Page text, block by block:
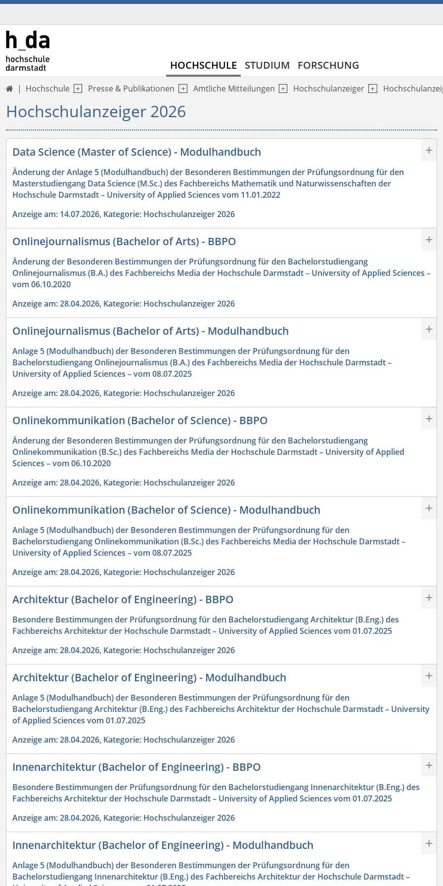
HOCHSCHULE STUDIUM FORSCHUNG
 Hochschule Presse & Publikationen Amtliche Mitteilungen Hochschulanzeiger
Hochschulanzeiger 2026
Data Science (Master of Science) - Modulhandbuch
Änderung der Anlage 5 (Modulhandbuch) der Besonderen Bestimmungen der Prüfungsordnung für den
Masterstudiengang Data Science (M.Sc.) des Fachbereichs Mathematik und Naturwissenschaften der
Hochschule Darmstadt – University of Applied Sciences vom 11.01.2022
Anzeige am: 14.07.2026, Kategorie: Hochschulanzeiger 2026
Onlinejournalismus (Bachelor of Arts) - BBPO
Änderung der Besonderen Bestimmungen der Prüfungsordnung für den Bachelorstudiengang
Onlinejournalismus (B.A.) des Fachbereichs Media der Hochschule Darmstadt – University of Applied Sciences –
vom 06.10.2020
Anzeige am: 28.04.2026, Kategorie: Hochschulanzeiger 2026
Onlinejournalismus (Bachelor of Arts) - Modulhandbuch
Anlage 5 (Modulhandbuch) der Besonderen Bestimmungen der Prüfungsordnung für den
Bachelorstudiengang Onlinejournalismus (B.A.) des Fachbereichs Media der Hochschule Darmstadt –
University of Applied Sciences – vom 08.07.2025
Anzeige am: 28.04.2026, Kategorie: Hochschulanzeiger 2026
Onlinekommunikation (Bachelor of Science) - BBPO
Änderung der Besonderen Bestimmungen der Prüfungsordnung für den Bachelorstudiengang
Onlinekommunikation (B.Sc.) des Fachbereichs Media der Hochschule Darmstadt – University of Applied
Sciences – vom 06.10.2020
Anzeige am: 28.04.2026, Kategorie: Hochschulanzeiger 2026
Onlinekommunikation (Bachelor of Science) - Modulhandbuch
Anlage 5 (Modulhandbuch) der Besonderen Bestimmungen der Prüfungsordnung für den
Bachelorstudiengang Onlinekommunikation (B.Sc.) des Fachbereichs Media der Hochschule Darmstadt –
University of Applied Sciences – vom 08.07.2025
Anzeige am: 28.04.2026, Kategorie: Hochschulanzeiger 2026
Architektur (Bachelor of Engineering) - BBPO
Besondere Bestimmungen der Prüfungsordnung für den Bachelorstudiengang Architektur (B.Eng.) des
Fachbereichs Architektur der Hochschule Darmstadt – University of Applied Sciences vom 01.07.2025
Anzeige am: 28.04.2026, Kategorie: Hochschulanzeiger 2026
Architektur (Bachelor of Engineering) - Modulhandbuch
Anlage 5 (Modulhandbuch) der Besonderen Bestimmungen der Prüfungsordnung für den
Bachelorstudiengang Architektur (B.Eng.) des Fachbereichs Architektur der Hochschule Darmstadt – University
of Applied Sciences vom 01.07.2025
Anzeige am: 28.04.2026, Kategorie: Hochschulanzeiger 2026
Innenarchitektur (Bachelor of Engineering) - BBPO
Besondere Bestimmungen der Prüfungsordnung für den Bachelorstudiengang Innenarchitektur (B.Eng.) des
Fachbereichs Architektur der Hochschule Darmstadt – University of Applied Sciences vom 01.07.2025
Anzeige am: 28.04.2026, Kategorie: Hochschulanzeiger 2026
Innenarchitektur (Bachelor of Engineering) - Modulhandbuch
Anlage 5 (Modulhandbuch) der Besonderen Bestimmungen der Prüfungsordnung für den
Bachelorstudiengang Innenarchitektur (B.Eng.) des Fachbereichs Architektur der Hochschule Darmstadt –